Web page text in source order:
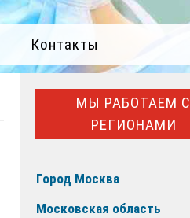
Контакты
МЫ РАБОТАЕМ С
РЕГИОНАМИ
Город Москва
Московская область